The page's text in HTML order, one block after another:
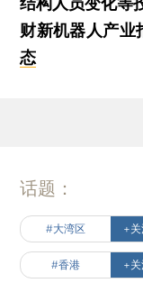
财新机器人产业
态
话题：
#大湾区 +关
#香港 +关